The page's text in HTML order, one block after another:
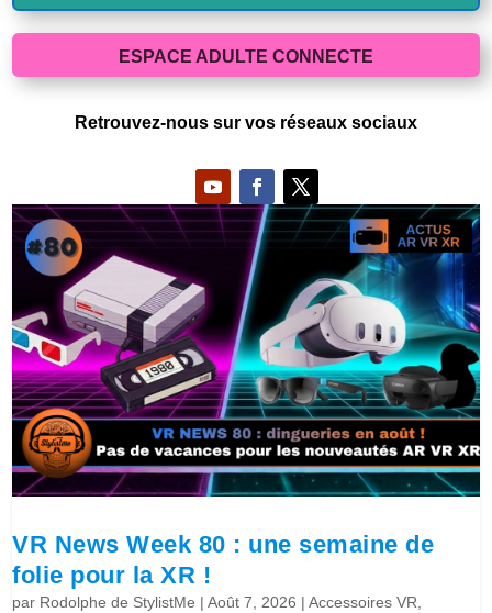
ESPACE ADULTE CONNECTE
Retrouvez-nous sur vos réseaux sociaux
VR News Week 80 : une semaine de
folie pour la XR !
par Rodolphe de StylistMe |Août 7, 2026 |Accessoires VR,